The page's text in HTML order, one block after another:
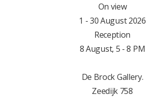
On view
1 - 30 August 2026
Reception
8 August, 5 - 8 PM
De Brock Gallery.
Zeedijk 758